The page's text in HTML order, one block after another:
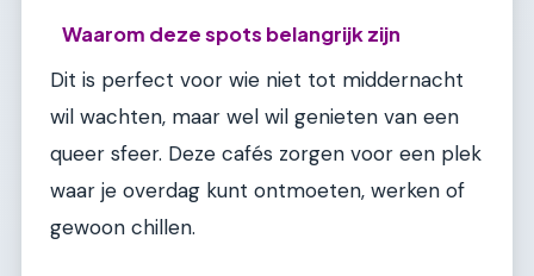
Waarom deze spots belangrijk zijn
Dit is perfect voor wie niet tot middernacht
wil wachten, maar wel wil genieten van een
queer sfeer. Deze cafés zorgen voor een plek
waar je overdag kunt ontmoeten, werken of
gewoon chillen.